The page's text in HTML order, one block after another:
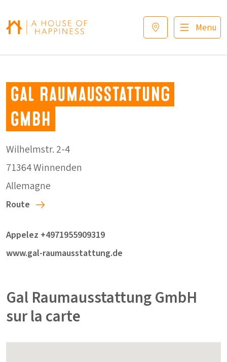
Menu
Gal Raumausstattung
GmbH
Wilhelmstr. 2-4
71364 Winnenden
Allemagne
Route
Appelez +4971955909319
www.gal-raumausstattung.de
Gal Raumausstattung GmbH
sur la carte